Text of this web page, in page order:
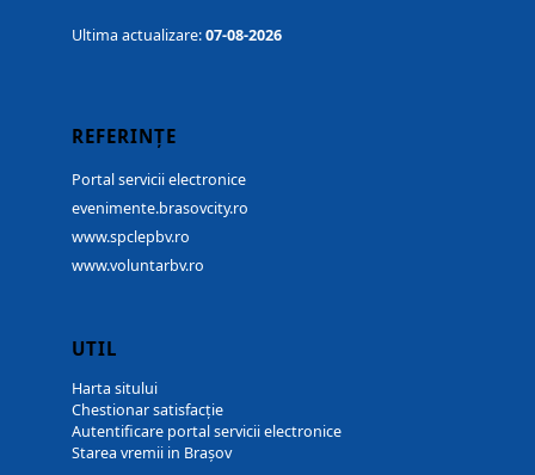
Ultima actualizare:07-08-2026
REFERINȚE
Portal servicii electronice
evenimente.brasovcity.ro
www.spclepbv.ro
www.voluntarbv.ro
UTIL
Harta sitului
Chestionar satisfacție
Autentificare portal servicii electronice
Starea vremii in Brașov